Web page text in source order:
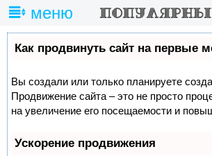
меню
Как продвинуть сайт на первые
Вы создали или только планируете
Продвижение сайта – это не просто
на увеличение его посещаемости и
Ускорение продвижения